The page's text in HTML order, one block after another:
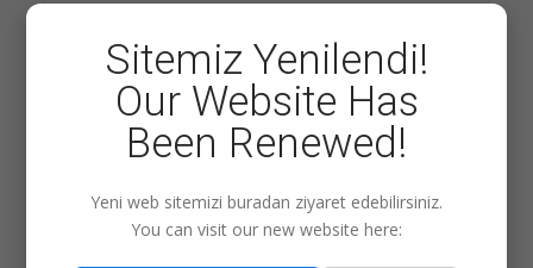
Yatırım Araştırması
Daha Fazlası
ARAMA
Sitemiz Yenilendi!
Our Website Has
Been Renewed!
Yeni web sitemizi buradan ziyaret edebilirsiniz.
You can visit our new website here: